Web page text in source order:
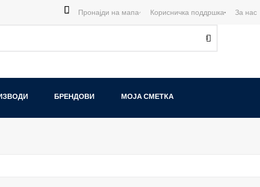
Пронајди на мапа Корисничка поддршка За нас
БРЕНДОВИ МОЈА СМЕТКА